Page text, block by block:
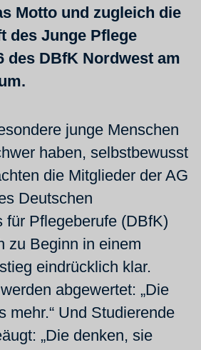
Motto und zugleich die
des Junge Pflege
des DBfK Nordwest am
junge Menschen
haben, selbstbewusst
die Mitglieder der AG
Deutschen
für Pflegeberufe (DBfK)
zu Beginn in einem
eindrücklich klar.
abgewertet: „Die
mehr.“ Und Studierende
„Die denken, sie